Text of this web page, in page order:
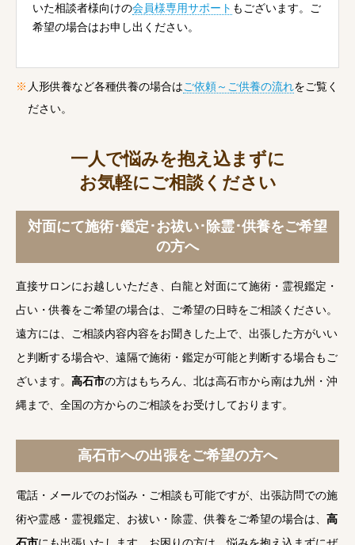
いた相談者様向けの会員様専用サポート もございます。ご
希望の場合はお申し出ください。
人形供養など各種供養の場合は ご依頼～ご供養の流れをご覧く
ださい。
一人で悩みを抱え込まずに
お気軽にご相談ください
対面にて施術･鑑定･お祓い･除霊･供養をご希望
の方へ
直接サロンにお越しいただき、白龍と対面にて施術・霊視鑑定・
占い・供養をご希望の場合は、ご希望の日時をご相談ください。
遠方には、ご相談内容内容をお聞きした上で、出張した方がいい
と判断する場合や、遠隔で施術・鑑定が可能と判断する場合もご
ざいます。 高石市の方はもちろん、北は高石市から南は九州・沖
縄まで、全国の方からのご相談をお受けしております。
高石市への出張をご希望の方へ
電話・メールでのお悩み・ご相談も可能ですが、出張訪問での施
術や霊感・霊視鑑定、お祓い・除霊、供養をご希望の場合は、 高